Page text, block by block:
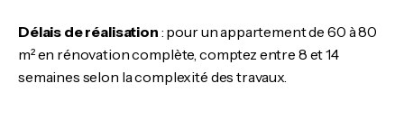
Délais de réalisation : pour un appartement de 60 à 80
m² en rénovation complète, comptez entre 8 et 14
semaines selon la complexité des travaux.